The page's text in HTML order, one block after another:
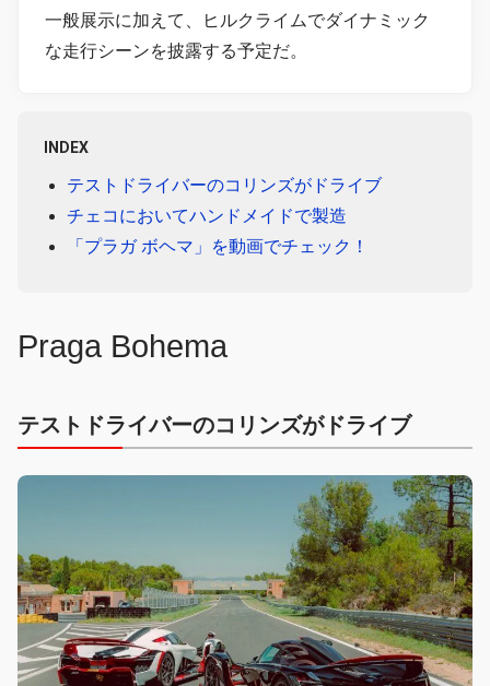
一般展示に加えて、ヒルクライムでダイナミック
な走行シーンを披露する予定だ。
INDEX
テストドライバーのコリンズがドライブ
チェコにおいてハンドメイドで製造
「プラガ ボヘマ」を動画でチェック！
Praga Bohema
テストドライバーのコリンズがドライブ